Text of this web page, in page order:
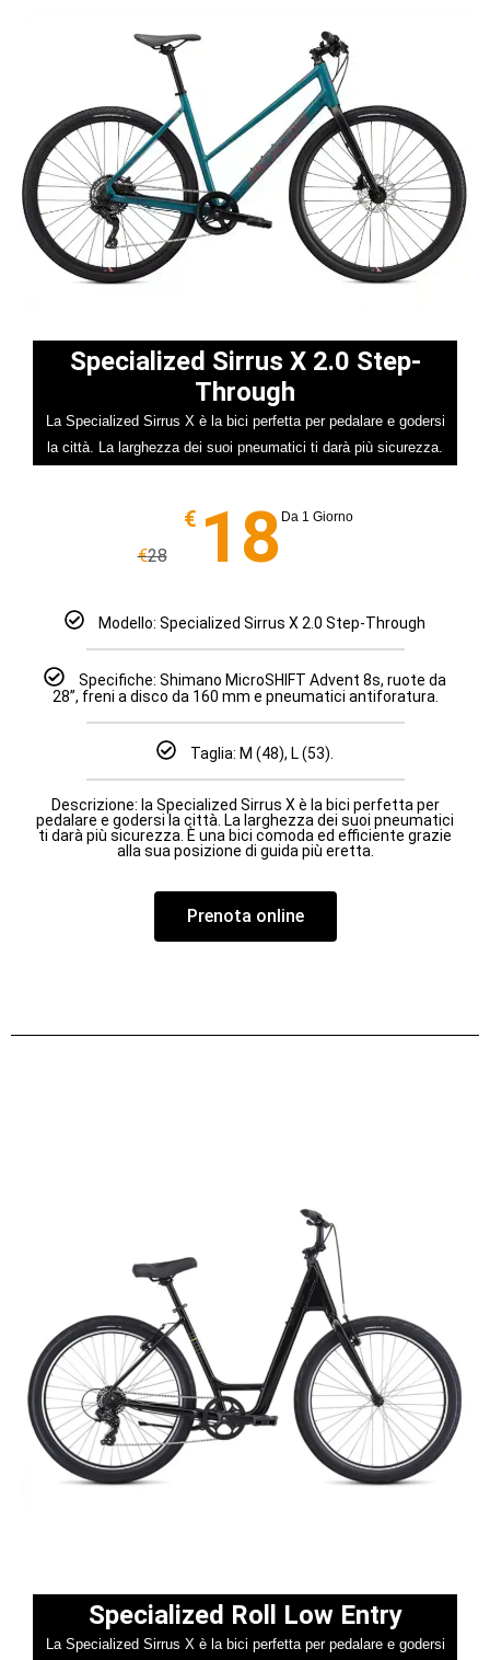
Specialized Sirrus X 2.0 Step-
Through
La Specialized Sirrus X è la bici perfetta per pedalare e godersi
la città. La larghezza dei suoi pneumatici ti darà più sicurezza.
€28
€ 18 Da 1 Giorno
Modello: Specialized Sirrus X 2.0 Step-Through
Specifiche: Shimano MicroSHIFT Advent 8s, ruote da
28”, freni a disco da 160 mm e pneumatici antiforatura.
Taglia: M (48), L (53).
Descrizione: la Specialized Sirrus X è la bici perfetta per
pedalare e godersi la città. La larghezza dei suoi pneumatici
ti darà più sicurezza. È una bici comoda ed efficiente grazie
alla sua posizione di guida più eretta.
Prenota online
Specialized Roll Low Entry
La Specialized Sirrus X è la bici perfetta per pedalare e godersi